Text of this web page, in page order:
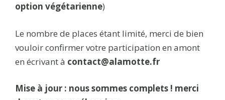
option végétarienne)
Le nombre de places étant limité, merci de bien
vouloir confirmer votre participation en amont
en écrivant à contact@alamotte.fr
Mise à jour : nous sommes complets ! merci